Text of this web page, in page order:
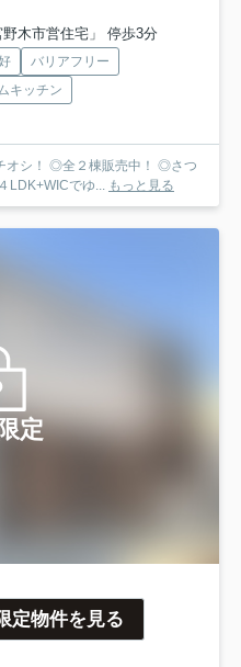
木市営住宅」 停歩3分
バリアフリー
キッチン
オシ！ ◎全２棟販売中！ ◎さつ
LDK+WICでゆ... もっと見る
定
定物件を見る